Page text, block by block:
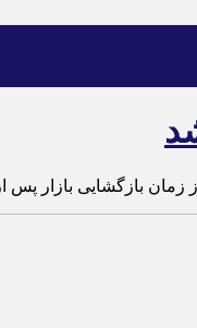
بازگشایی بازار پس